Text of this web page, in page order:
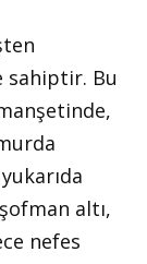
sahiptir. Bu
altı,
nefes